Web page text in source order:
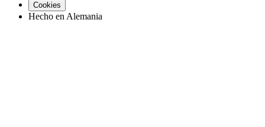
Cookies
Hecho en Alemania